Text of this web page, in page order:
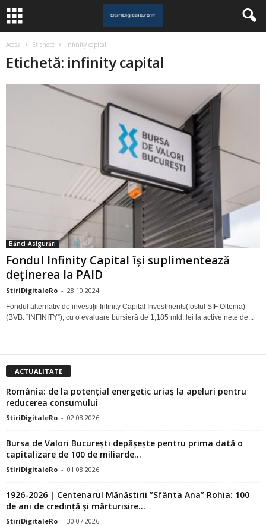
Acasă Etichete Infinity capital
Etichetă: infinity capital
Bănci-Asigurări
Fondul Infinity Capital își suplimentează
deţinerea la PAID
StiriDigitaleRo - 28.10.2024
Fondul alternativ de investiţii Infinity Capital Investments(fostul SIF Oltenia) -
(BVB: ”INFINITY”), cu o evaluare bursieră de 1,185 mld. lei la active nete de...
ACTUALITATE
România: de la potențial energetic uriaș la apeluri pentru
reducerea consumului
StiriDigitaleRo - 02.08.2026
Bursa de Valori București depășește pentru prima dată o
capitalizare de 100 de miliarde...
StiriDigitaleRo - 01.08.2026
1926-2026 | Centenarul Mănăstirii ”Sfânta Ana” Rohia: 100
de ani de credință și mărturisire...
StiriDigitaleRo - 30.07.2026